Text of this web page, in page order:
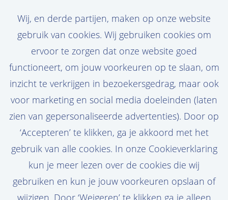
Wij, en derde partijen, maken op onze website
gebruik van cookies. Wij gebruiken cookies om
ervoor te zorgen dat onze website goed
functioneert, om jouw voorkeuren op te slaan, om
inzicht te verkrijgen in bezoekersgedrag, maar ook
voor marketing en social media doeleinden (laten
zien van gepersonaliseerde advertenties). Door op
‘Accepteren’ te klikken, ga je akkoord met het
gebruik van alle cookies. In onze Cookieverklaring
kun je meer lezen over de cookies die wij
gebruiken en kun je jouw voorkeuren opslaan of
wijzigen. Door ‘Weigeren’ te klikken ga je alleen
Wil jij net zo'n mooie
carrière als Joey
Maak een jobalert aan en ontvang als
eerste nieuwe vacatures die bij jou passen!
Stel job alert in